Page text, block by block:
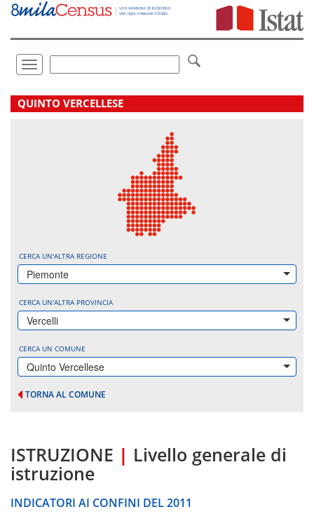
Vai
direttamente
Toggle
navigation
.
QUINTO VERCELLESE
CERCA UN'ALTRA REGIONE
Piemonte
CERCA UN'ALTRA PROVINCIA
Vercelli
CERCA UN COMUNE
Quinto Vercellese
TORNA AL COMUNE
ISTRUZIONE | Livello generale di
istruzione
INDICATORI AI CONFINI DEL 2011